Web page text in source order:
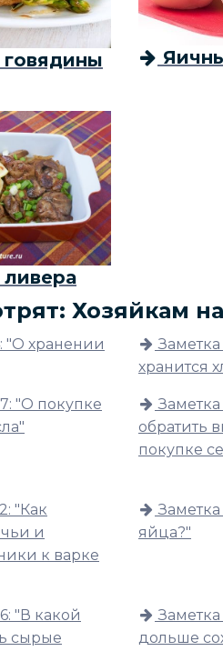
Хозяйкам
"О хранении
хранится
"О покупке
обратить
покупке
"Как
и
к варке
яйца?"
"В какой
сырые
дольше